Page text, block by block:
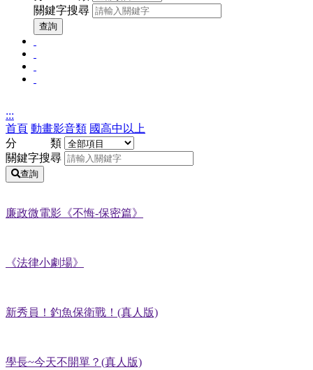
適
用
字
查
關鍵字搜尋
查詢
兒
(學
齡
小
低
小
年
以
上
:::
首頁 動畫影音類 國高中以上
分 類
關鍵字搜尋
查詢
廉政微電影《不悔-保密篇》
《法律小劇場》
新秀員！釣魚保衛戰！(真人版)
學長~今天不開單？(真人版)